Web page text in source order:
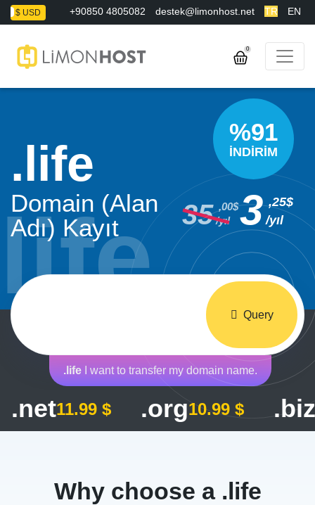
$ USD +90850 4805082 destek@limonhost.net TR EN
0
life
Domain (Alan
Adı) Kayıt
35 ,00$
/yıl
3 ,25$
/yıl
%91
İNDİRİM
Query
.life I want to transfer my domain name.
.net11.99 $ .org10.99 $ .biz
Why choose a .life